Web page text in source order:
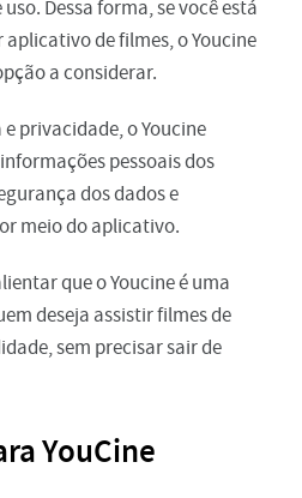
Dessa forma, se você está
de filmes, o Youcine
a considerar.
privacidade, o Youcine
pessoais dos
dos dados e
meio do aplicativo.
que o Youcine é uma
deseja assistir filmes de
sem precisar sair de
YouCine